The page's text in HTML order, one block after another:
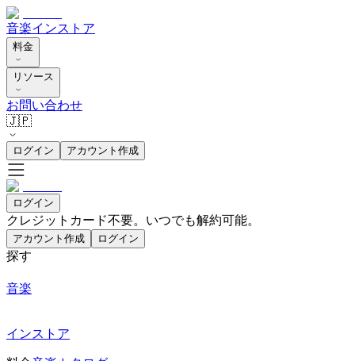
音楽インストア
料金
リソース
お問い合わせ
🇯🇵
ログイン アカウント作成
ログイン
クレジットカード不要。いつでも解約可能。
アカウント作成 ログイン
探す
音楽
インストア